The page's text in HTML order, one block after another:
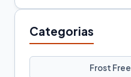
Categorias
Frost Free